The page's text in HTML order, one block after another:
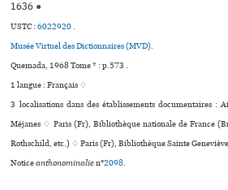
1636 ●
USTC :6022920.
Musée Virtuel des Dictionnaires (MVD).
Quemada, 1968 Tome * : p.573 .
1 langue :Français ♢
3 localisations dans des établissements documentaires :
Méjanes ♢ Paris (Fr), Bibliothèque nationale de France
Rothschild, etc.) ♢ Paris (Fr), Bibliothèque Sainte
Noticeanthonominalien°2098.